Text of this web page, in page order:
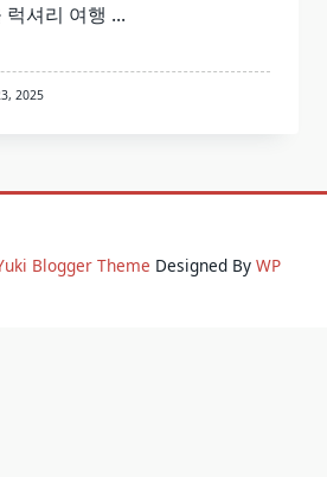
럭셔리 여행 ...
2025
Blogger Theme Designed By WP